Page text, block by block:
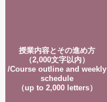
授業内容とその進め方
（2,000文字以内）
/Course outline and weekly
schedule
（up to 2,000 letters）